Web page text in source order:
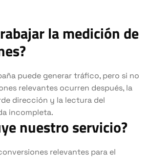
la medición de
puede generar tráfico, pero si no
relevantes ocurren después, la
dirección y la lectura del
incompleta.
nuestro servicio?
relevantes para el